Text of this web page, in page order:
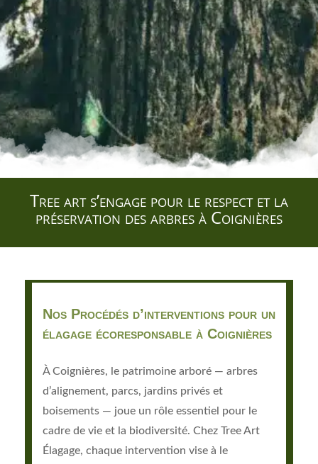
Tree art s’engage pour le respect et la
préservation des arbres à Coignières
Nos Procédés d’interventions pour un
élagage écoresponsable à Coignières
À Coignières, le patrimoine arboré — arbres
d’alignement, parcs, jardins privés et
boisements — joue un rôle essentiel pour le
cadre de vie et la biodiversité. Chez Tree Art
Élagage, chaque intervention vise à le